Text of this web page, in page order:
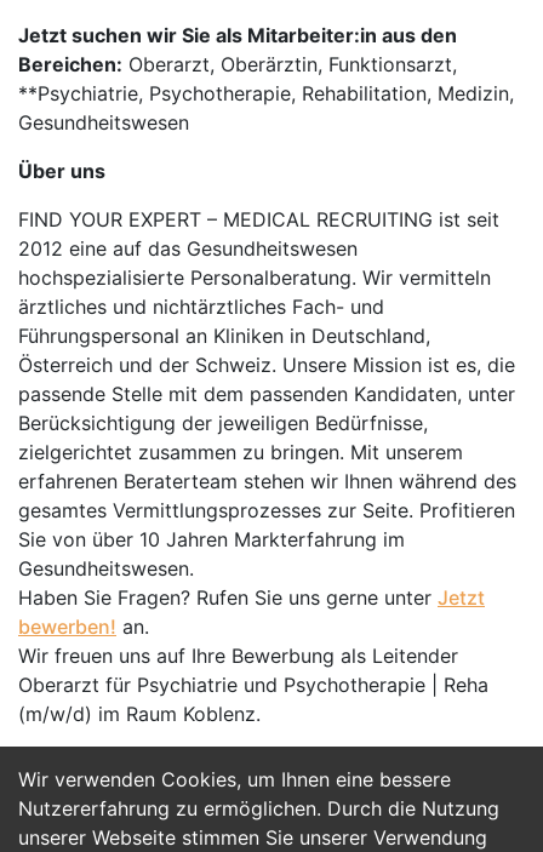
Wir verwenden Cookies, um Ihnen eine bessere
Nutzererfahrung zu ermöglichen. Durch die Nutzung
unserer Webseite stimmen Sie unserer Verwendung
Jetzt suchen wir Sie als Mitarbeiter:in aus den
Bereichen: Oberarzt, Oberärztin, Funktionsarzt,
**Psychiatrie, Psychotherapie, Rehabilitation, Medizin,
Gesundheitswesen
Über uns
FIND YOUR EXPERT – MEDICAL RECRUITING ist seit
2012 eine auf das Gesundheitswesen
hochspezialisierte Personalberatung. Wir vermitteln
ärztliches und nichtärztliches Fach- und
Führungspersonal an Kliniken in Deutschland,
Österreich und der Schweiz. Unsere Mission ist es, die
passende Stelle mit dem passenden Kandidaten, unter
Berücksichtigung der jeweiligen Bedürfnisse,
zielgerichtet zusammen zu bringen. Mit unserem
erfahrenen Beraterteam stehen wir Ihnen während des
gesamtes Vermittlungsprozesses zur Seite. Profitieren
Sie von über 10 Jahren Markterfahrung im
Gesundheitswesen.
Haben Sie Fragen? Rufen Sie uns gerne unter Jetzt
bewerben! an.
Wir freuen uns auf Ihre Bewerbung als Leitender
Oberarzt für Psychiatrie und Psychotherapie | Reha
(m/w/d) im Raum Koblenz.
Jetzt Bewerben